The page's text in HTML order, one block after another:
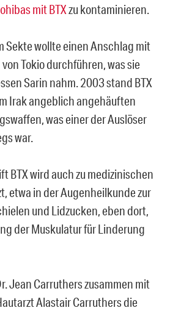
mit BTXzu kontaminieren.
Sekte wollte einen Anschlag mit
Tokio durchführen, was sie
Sarin nahm. 2003 stand BTX
Irak angeblich angehäuften
was einer der Auslöser
war.
BTX wird auch zu medizinischen
etwa in der Augenheilkunde zur
und Lidzucken, eben dort,
der Muskulatur für Linderung
Jean Carruthers zusammen mit
Alastair Carruthers die